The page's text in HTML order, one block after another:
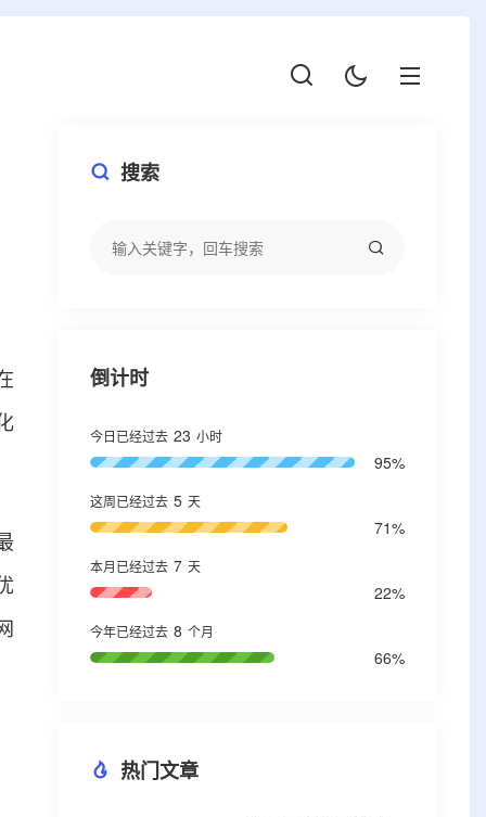
搜索
倒计时
今日已经过去 23 小时
95%
这周已经过去 5 天
71%
本月已经过去 7 天
22%
今年已经过去 8 个月
66%
热门文章